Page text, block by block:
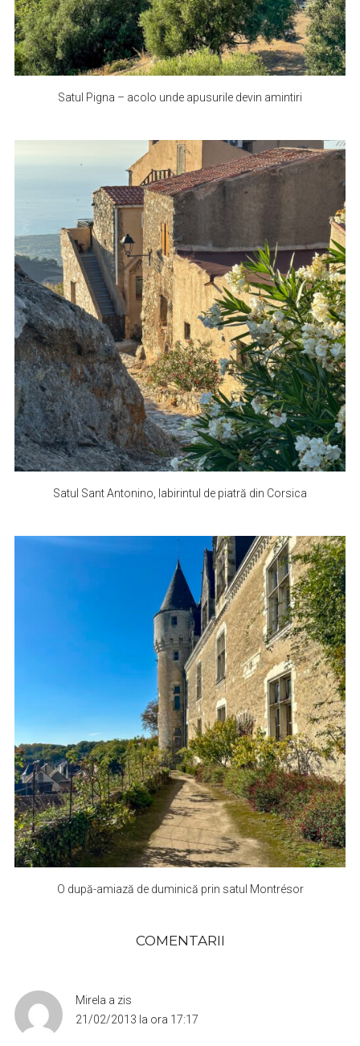
Satul Pigna – acolo unde apusurile devin amintiri
Satul Sant Antonino, labirintul de piatră din Corsica
O după-amiază de duminică prin satul Montrésor
COMENTARII
Mirela a zis
21/02/2013 la ora 17:17